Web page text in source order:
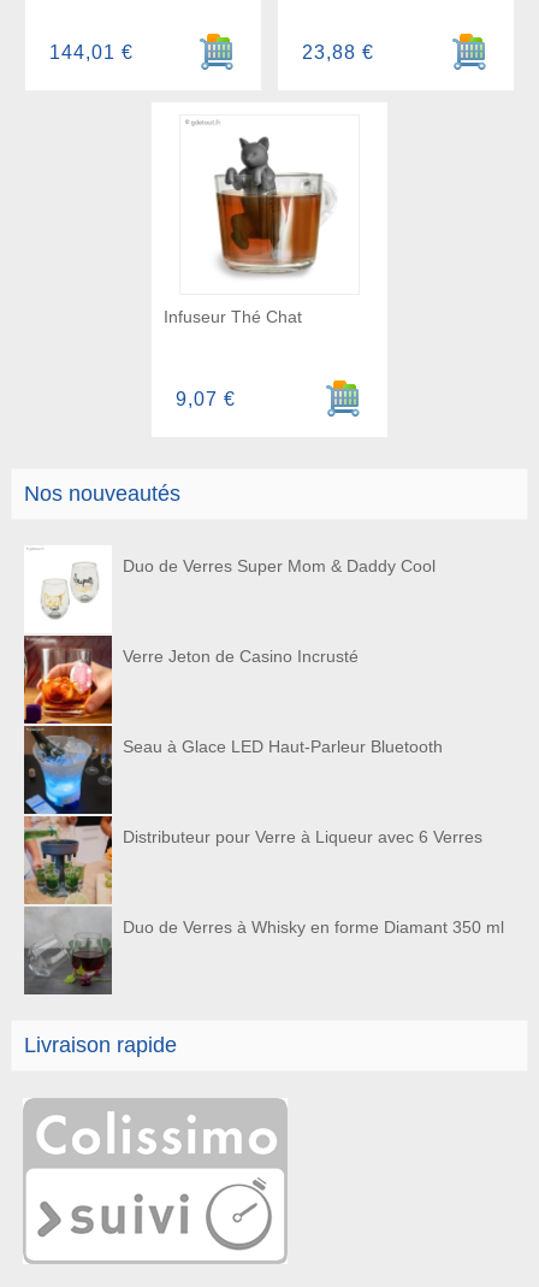
Nos nouveautés
Duo de Verres Super Mom & Daddy Cool
Verre Jeton de Casino Incrusté
Seau à Glace LED Haut-Parleur Bluetooth
Distributeur pour Verre à Liqueur avec 6 Verres
Duo de Verres à Whisky en forme Diamant 350 ml
Livraison rapide
Ajouter au panier
144,01 €
Ajouter
23,88 €
Infuseur Thé Chat
Ajouter au panier
9,07 €